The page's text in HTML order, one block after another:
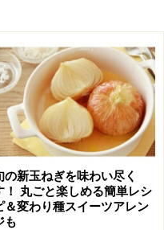
5分ほど煮て、最後に
上げる。
」 レシピはこちら！
新の内容をご確認くださ
中毒や体調不良を引き起こ
、正しい方法で行い、なる
た、持ち運びの際は保存方
の新玉ねぎを味わい尽く
！ 丸ごと楽しめる簡単レシ
＆変わり種スイーツアレン
も